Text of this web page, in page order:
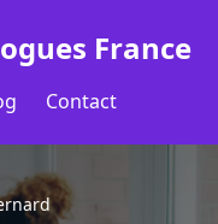
France
Contact